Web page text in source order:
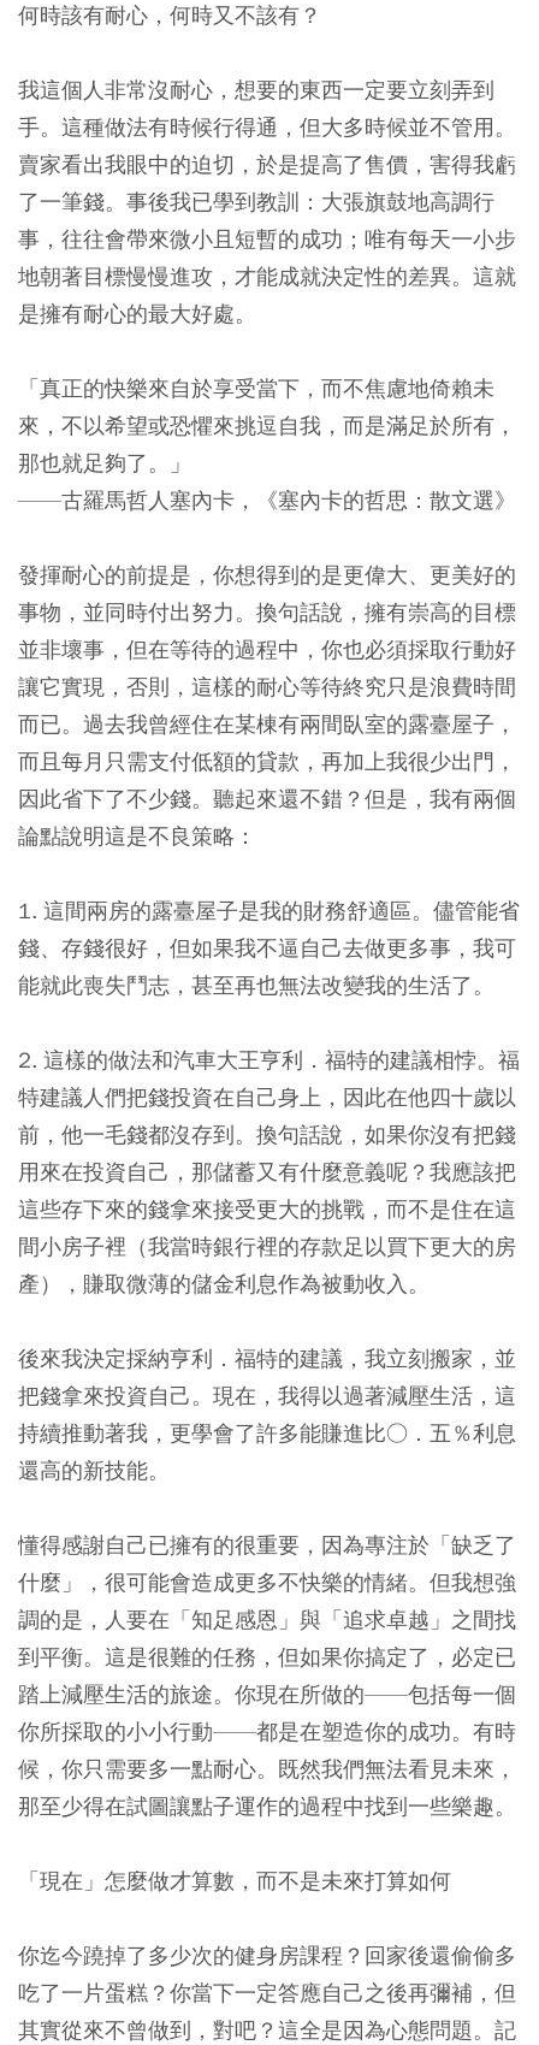
何時該有耐心，何時又不該有？
我這個人非常沒耐心，想要的東西一定要立刻弄到
手。這種做法有時候行得通，但大多時候並不管用。
賣家看出我眼中的迫切，於是提高了售價，害得我虧
了一筆錢。事後我已學到教訓：大張旗鼓地高調行
事，往往會帶來微小且短暫的成功；唯有每天一小步
地朝著目標慢慢進攻，才能成就決定性的差異。這就
是擁有耐心的最大好處。
「真正的快樂來自於享受當下，而不焦慮地倚賴未
來，不以希望或恐懼來挑逗自我，而是滿足於所有，
那也就足夠了。」
——古羅馬哲人塞內卡，《塞內卡的哲思：散文選》
發揮耐心的前提是，你想得到的是更偉大、更美好的
事物，並同時付出努力。換句話說，擁有崇高的目標
並非壞事，但在等待的過程中，你也必須採取行動好
讓它實現，否則，這樣的耐心等待終究只是浪費時間
而已。過去我曾經住在某棟有兩間臥室的露臺屋子，
而且每月只需支付低額的貸款，再加上我很少出門，
因此省下了不少錢。聽起來還不錯？但是，我有兩個
論點說明這是不良策略：
1. 這間兩房的露臺屋子是我的財務舒適區。儘管能省
錢、存錢很好，但如果我不逼自己去做更多事，我可
能就此喪失鬥志，甚至再也無法改變我的生活了。
2. 這樣的做法和汽車大王亨利．福特的建議相悖。福
特建議人們把錢投資在自己身上，因此在他四十歲以
前，他一毛錢都沒存到。換句話說，如果你沒有把錢
用來在投資自己，那儲蓄又有什麼意義呢？我應該把
這些存下來的錢拿來接受更大的挑戰，而不是住在這
間小房子裡（我當時銀行裡的存款足以買下更大的房
產），賺取微薄的儲金利息作為被動收入。
後來我決定採納亨利．福特的建議，我立刻搬家，並
把錢拿來投資自己。現在，我得以過著減壓生活，這
持續推動著我，更學會了許多能賺進比○．五％利息
還高的新技能。
懂得感謝自己已擁有的很重要，因為專注於「缺乏了
什麼」，很可能會造成更多不快樂的情緒。但我想強
調的是，人要在「知足感恩」與「追求卓越」之間找
到平衡。這是很難的任務，但如果你搞定了，必定已
踏上減壓生活的旅途。你現在所做的——包括每一個
你所採取的小小行動——都是在塑造你的成功。有時
候，你只需要多一點耐心。既然我們無法看見未來，
那至少得在試圖讓點子運作的過程中找到一些樂趣。
「現在」怎麼做才算數，而不是未來打算如何
你迄今蹺掉了多少次的健身房課程？回家後還偷偷多
吃了一片蛋糕？你當下一定答應自己之後再彌補，但
其實從來不曾做到，對吧？這全是因為心態問題。記